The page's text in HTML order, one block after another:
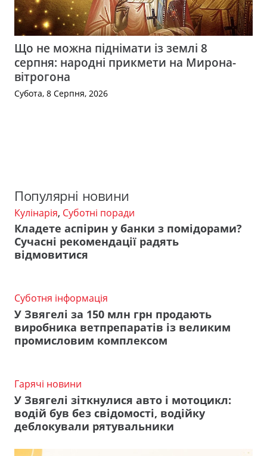
Що не можна піднімати із землі 8
серпня: народні прикмети на Мирона-
вітрогона
Субота, 8 Серпня, 2026
Популярні новини
Кулінарія, Суботні поради
Кладете аспірин у банки з помідорами?
Сучасні рекомендації радять
відмовитися
Суботня інформація
У Звягелі за 150 млн грн продають
виробника ветпрепаратів із великим
промисловим комплексом
Гарячі новини
У Звягелі зіткнулися авто і мотоцикл:
водій був без свідомості, водійку
деблокували рятувальники